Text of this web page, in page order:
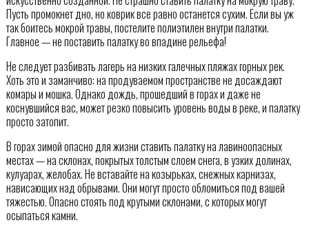
Пусть промокнет дно, но коврик все равно останется сухим. Если вы уж
так боитесь мокрой травы, постелите полиэтилен внутри палатки.
Главное — не поставить палатку во впадине рельефа!
Не следует разбивать лагерь на низких галечных пляжах горных рек.
Хоть это и заманчиво: на продуваемом пространстве не досаждают
комары и мошка. Однако дождь, прошедший в горах и даже не
коснувшийся вас, может резко повысить уровень воды в реке, и палатку
просто затопит.
В горах зимой опасно для жизни ставить палатку на лавиноопасных
местах — на склонах, покрытых толстым слоем снега, в узких долинах,
кулуарах, желобах. Не вставайте на козырьках, снежных карнизах,
нависающих над обрывами. Они могут просто обломиться под вашей
тяжестью. Опасно стоять под крутыми склонами, с которых могут
осыпаться камни.